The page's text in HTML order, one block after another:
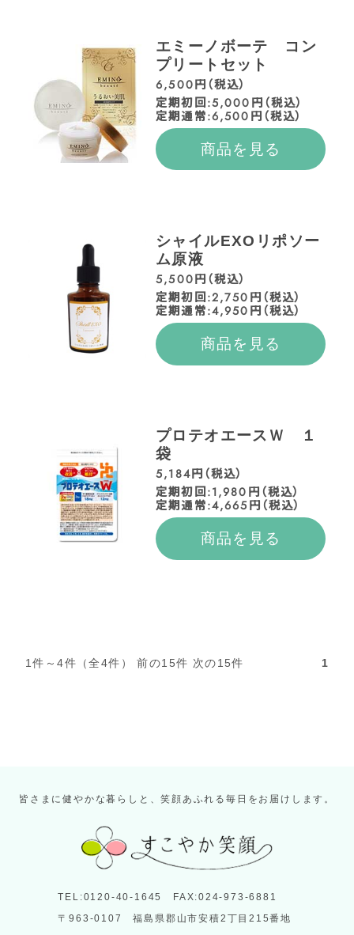
エミーノボーテ コン
プリートセット
6,500円（税込）
定期初回:5,000円（税込）
定期通常:6,500円（税込）
商品を見る
シャイルEXOリポソー
ム原液
5,500円（税込）
定期初回:2,750円（税込）
定期通常:4,950円（税込）
商品を見る
プロテオエースＷ １
袋
5,184円（税込）
定期初回:1,980円（税込）
定期通常:4,665円（税込）
商品を見る
1件～4件（全4件） 前の15件 次の15件 1
皆さまに健やかな暮らしと、笑顔あふれる毎日をお届けします。
TEL:0120-40-1645 FAX:024-973-6881
〒963-0107 福島県郡山市安積2丁目215番地